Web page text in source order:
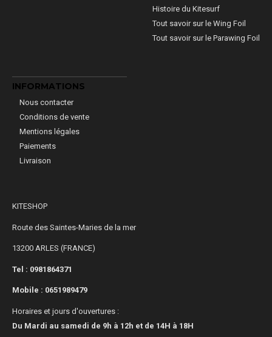
Histoire du Kitesurf
Tout savoir sur le Wing Foil
Tout savoir sur le Parawing Foil
INFORMATIONS
Nous contacter
Conditions de vente
Mentions légales
Paiements
Livraison
KITESHOP
Route des Saintes-Maries de la mer
13200 ARLES (FRANCE)
Tel : 0981864371
Mobile : 0651989479
Horaires et jours d'ouvertures :
Du Mardi au samedi de 9h à 12h et de 14H à 18H